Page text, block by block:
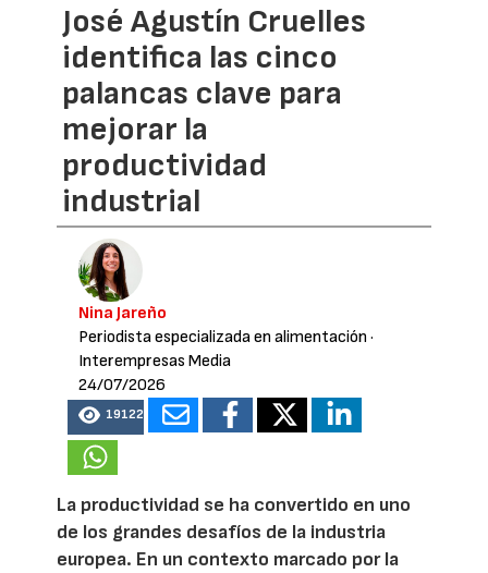
José Agustín Cruelles
identifica las cinco
palancas clave para
mejorar la
productividad
industrial
Nina Jareño
Periodista especializada en alimentación ·
Interempresas Media
24/07/2026
19122
La productividad se ha convertido en uno
de los grandes desafíos de la industria
europea. En un contexto marcado por la